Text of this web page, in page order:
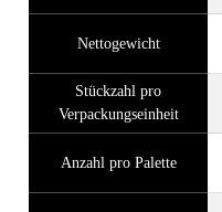
Nettogewicht
Stückzahl pro
Verpackungseinheit
Anzahl pro Palette